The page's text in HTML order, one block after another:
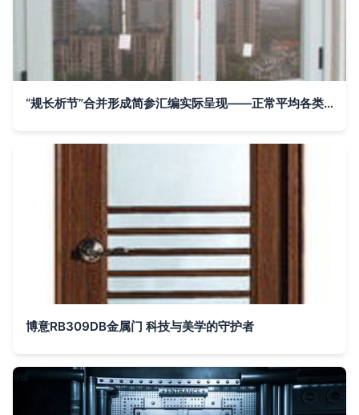
“规长析节”合并形成简参汇编实际呈现——正常平均各类区间简=下表
博意RB309DB金属门 科技与美学的守护者